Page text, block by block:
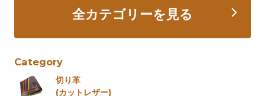
全カテゴリーを見る
Category
切り革
(カットレザー)